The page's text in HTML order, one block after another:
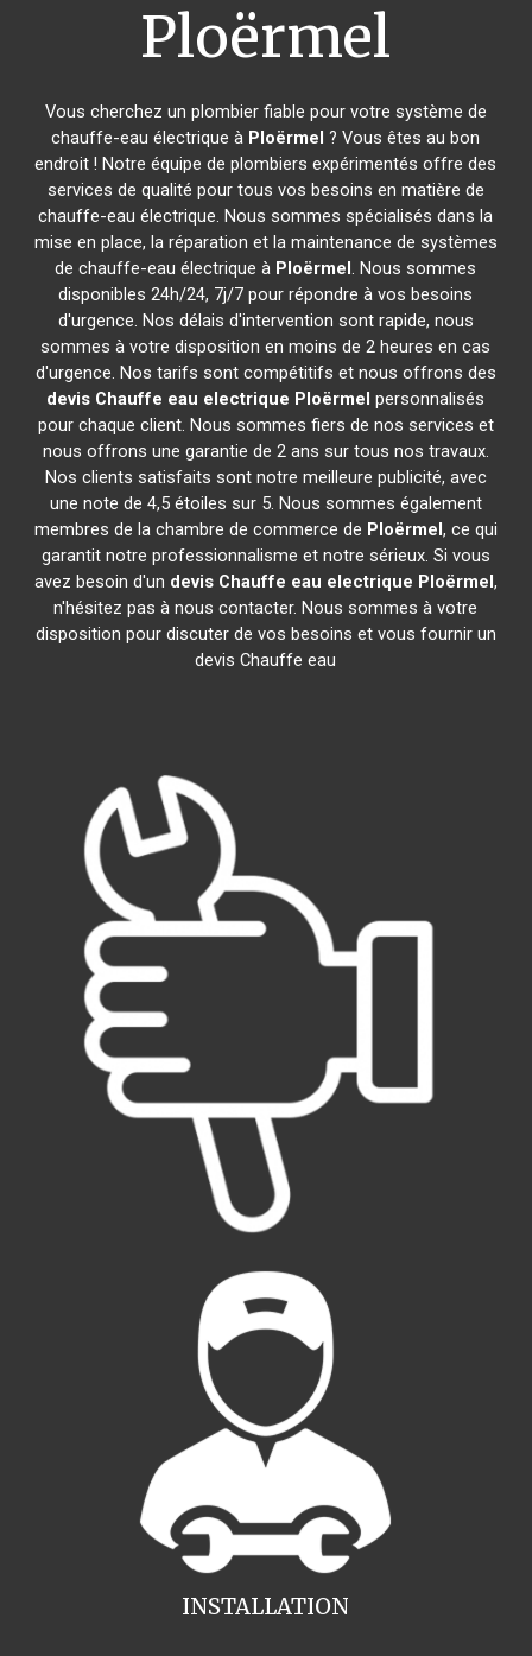
Ploërmel
Vous cherchez un plombier fiable pour votre système de
chauffe-eau électrique à Ploërmel ? Vous êtes au bon
endroit ! Notre équipe de plombiers expérimentés offre des
services de qualité pour tous vos besoins en matière de
chauffe-eau électrique. Nous sommes spécialisés dans la
mise en place, la réparation et la maintenance de systèmes
de chauffe-eau électrique à Ploërmel. Nous sommes
disponibles 24h/24, 7j/7 pour répondre à vos besoins
d'urgence. Nos délais d'intervention sont rapide, nous
sommes à votre disposition en moins de 2 heures en cas
d'urgence. Nos tarifs sont compétitifs et nous offrons des
devis Chauffe eau electrique Ploërmel personnalisés
pour chaque client. Nous sommes fiers de nos services et
nous offrons une garantie de 2 ans sur tous nos travaux.
Nos clients satisfaits sont notre meilleure publicité, avec
une note de 4,5 étoiles sur 5. Nous sommes également
membres de la chambre de commerce de Ploërmel, ce qui
garantit notre professionnalisme et notre sérieux. Si vous
avez besoin d'un devis Chauffe eau electrique Ploërmel,
n'hésitez pas à nous contacter. Nous sommes à votre
disposition pour discuter de vos besoins et vous fournir un
devis Chauffe eau
INSTALLATION